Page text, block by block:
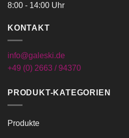
8:00 - 14:00 Uhr
KONTAKT
info@galeski.de
+49 (0) 2663 / 94370
PRODUKT-KATEGORIEN
Produkte